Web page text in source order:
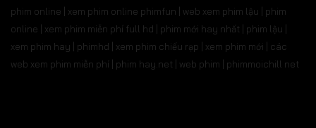
phim online | xem phim online phimfun | web xem phim lậu | phim
online | xem phim miễn phí full hd | phim mới hay nhất | phim lậu |
xem phim hay | phimhd | xem phim chiếu rạp | xem phim mới | các
web xem phim miễn phí | phim hay.net | web phim | phimmoichill net